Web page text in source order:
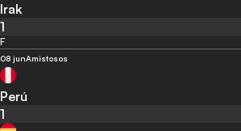
Irak
1
F
08 junAmistosos
Perú
1